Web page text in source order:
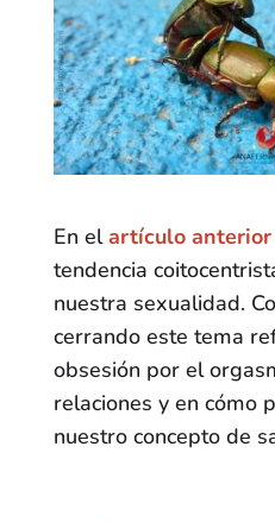
En elartículo anterior
tendencia
nuestra sexualidad.
cerrando este tema
obsesión por el
relaciones y en cómo
nuestro concepto de